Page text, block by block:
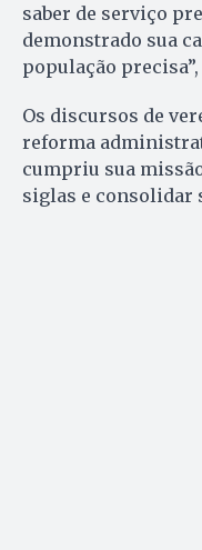
saber de serviço
demonstrado sua
população
Os discursos de
reforma
cumpriu sua
siglas e consolidar